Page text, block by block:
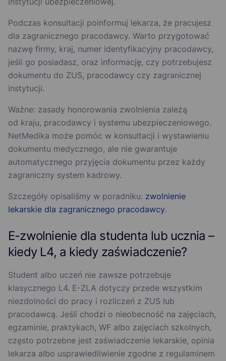
Podczas konsultacji poinformuj lekarza, że pracujesz
dla zagranicznego pracodawcy. Warto przygotować
nazwę firmy, kraj, numer identyfikacyjny pracodawcy,
jeśli go posiadasz, oraz informację, czy potrzebujesz
dokumentu do ZUS, pracodawcy czy zagranicznej
instytucji.
Ważne: zasady honorowania zwolnienia zależą
od kraju, pracodawcy i systemu ubezpieczeniowego.
NetMedika może pomóc w konsultacji i wystawieniu
dokumentu medycznego, ale nie gwarantuje
automatycznego przyjęcia dokumentu przez każdy
zagraniczny system kadrowy.
Szczegóły opisaliśmy w poradniku: zwolnienie
lekarskie dla zagranicznego pracodawcy.
E-zwolnienie dla studenta lub ucznia –
kiedy L4, a kiedy zaświadczenie?
Student albo uczeń nie zawsze potrzebuje
klasycznego L4. E-ZLA dotyczy przede wszystkim
niezdolności do pracy i rozliczeń z ZUS lub
pracodawcą. Jeśli chodzi o nieobecność na zajęciach,
egzaminie, praktykach, WF albo zajęciach szkolnych,
często potrzebne jest zaświadczenie lekarskie, opinia
lekarza albo usprawiedliwienie zgodne z regulaminem